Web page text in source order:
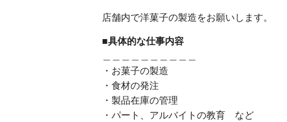
店舗内で洋菓子の製造をお願いします。
■具体的な仕事内容
・お菓子の製造
・食材の発注
・製品在庫の管理
・パート、アルバイトの教育 など